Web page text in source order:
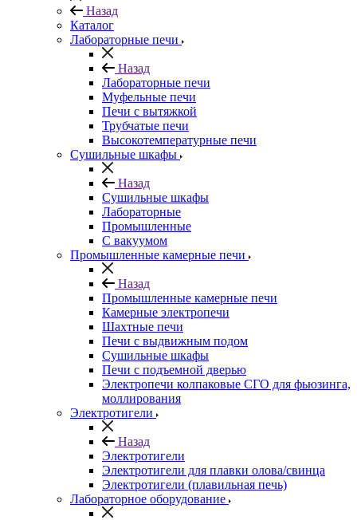
Назад
Каталог
Лабораторные печи
Назад
Лабораторные печи
Муфельные печи
Печи с вытяжкой
Трубчатые печи
Высокотемпературные печи
Сушильные шкафы
Назад
Сушильные шкафы
Лабораторные
Промышленные
С вакуумом
Промышленные камерные печи
Назад
Промышленные камерные печи
Камерные электропечи
Шахтные печи
Печи с выдвижным подом
Сушильные шкафы
Печи с подъемной дверью
Электропечи колпаковые СГО для фьюзинга,
моллирования
Электротигели
Назад
Электротигели
Электротигели для плавки олова/свинца
Электротигели (плавильная печь)
Лабораторное оборудование